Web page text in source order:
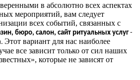
в абсолютно всех аспектах
мероприятий, вам следует
всех событий, связанных с
бюро, салон, сайт ритуальных услуг-
Этот вариант для нас наиболее
все зависит только от сил наших
которые не зависят от